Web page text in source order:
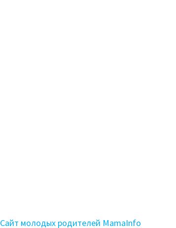
Сайт молодых родителей MamaInfo